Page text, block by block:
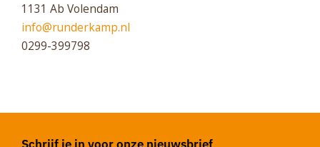
1131 Ab Volendam
info@runderkamp.nl
0299-399798